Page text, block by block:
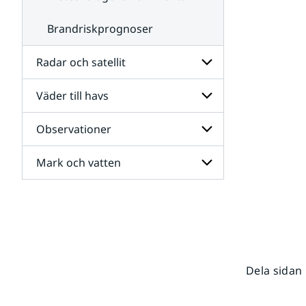
Brandriskprognoser
Radar och satellit
Undersidor
för
Radar
och
satellit
Väder till havs
Undersidor
för
Väder
till
havs
Observationer
Undersidor
för
Mark och vatten
Dela sidan